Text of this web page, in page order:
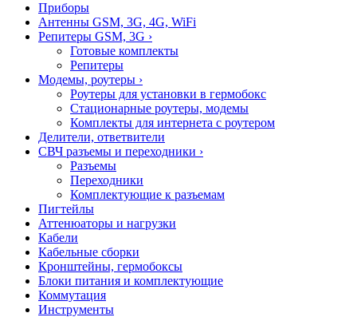
Приборы
Антенны GSM, 3G, 4G, WiFi
Репитеры GSM, 3G ›
Готовые комплекты
Репитеры
Модемы, роутеры ›
Роутеры для установки в гермобокс
Стационарные роутеры, модемы
Комплекты для интернета с роутером
Делители, ответвители
СВЧ разъемы и переходники ›
Разъемы
Переходники
Комплектующие к разъемам
Пигтейлы
Аттенюаторы и нагрузки
Кабели
Кабельные сборки
Кронштейны, гермобоксы
Блоки питания и комплектующие
Коммутация
Инструменты